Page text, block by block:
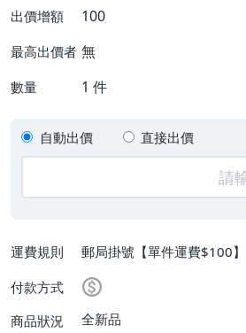
出價增額 100
最高出價者 無
數量 1 件
自動出價 直接出價
運費規則
郵局掛號【單件運費$100】
付款方式
商品狀況
全新品